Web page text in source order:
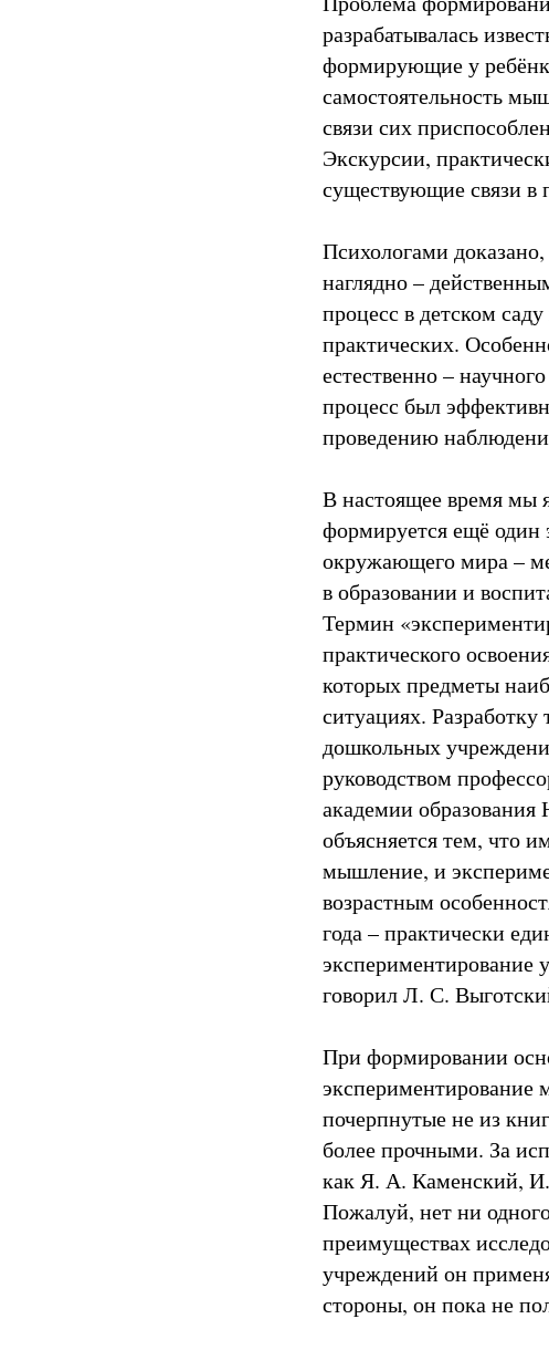
разрабатывалась
формирующие у
самостоятельность
связи сих
Экскурсии,
существующие связи в
Психологами
наглядно –
процесс в детском
практических.
естественно –
процесс был
проведению
В настоящее время мы
формируется ещё один
окружающего мира –
в образовании и
Термин
практического
которых предметы
ситуациях. Разработку
дошкольных
руководством
академии
объясняется тем, что
мышление, и
возрастным
года – практически
экспериментирование
говорил Л. С.
При формировании
экспериментирование
почерпнутые не из
более прочными. За
как Я. А. Каменский,
Пожалуй, нет ни
преимуществах
учреждений он
стороны, он пока не